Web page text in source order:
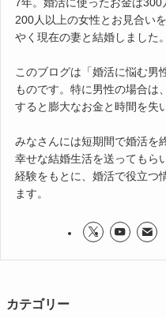
200人以上の女性とお見合い
やく現在の妻と結婚しました。
このブログは「婚活に悩む男
ものです。特に男性の場合は
すると膨大なお金と時間を失
みなさんには短期間で婚活を
幸せな結婚生活を送ってもら
経験をもとに、婚活で役立つ
ます。
カテゴリー